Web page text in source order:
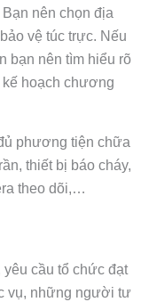
nên chọn địa
vệ túc trực. Nếu
bạn nên tìm hiểu rõ
hoạch chương
phương tiện chữa
thiết bị báo cháy,
theo dõi,…
yêu cầu tổ chức đạt
vụ, những người tư